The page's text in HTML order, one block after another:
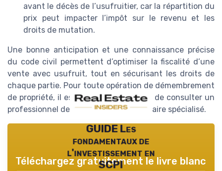
avant le décès de l’usufruitier, car la répartition du
prix peut impacter l’impôt sur le revenu et les
droits de mutation.
Une bonne anticipation et une connaissance précise
du code civil permettent d’optimiser la fiscalité d’une
vente avec usufruit, tout en sécurisant les droits de
chaque partie. Pour toute opération de démembrement
de propriété, il est fortement conseillé de consulter un
professionnel de l’immobilier ou un notaire spécialisé.
GUIDE Les
fondamentaux de
l'investissement en
SCPI
Téléchargez gratuitement le livre blanc